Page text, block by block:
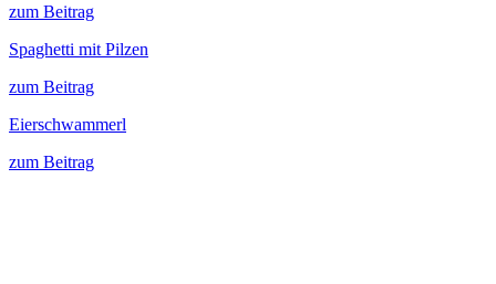
zum Beitrag
Spaghetti mit Pilzen
zum Beitrag
Eierschwammerl
zum Beitrag